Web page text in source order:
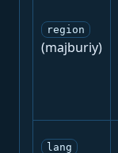
region
(majburiy)
lang